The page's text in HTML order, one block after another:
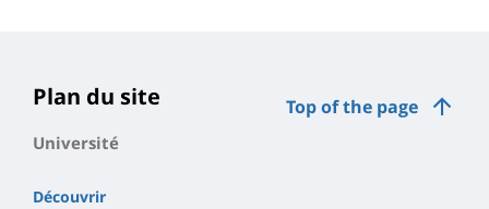
Top of the page
Plan du site
Université
Découvrir